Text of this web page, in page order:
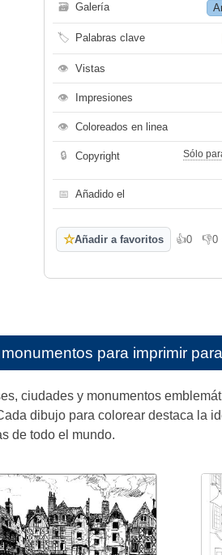
🗃 Galería
🏷 Palabras clave
👁 Vistas
👁 Impresiones
👁 Coloreados en linea
🔒 Copyright
Sólo
📅 Añadido el
☆Añadir a favoritos 👍0
Me gusta
👎0
No
para imprimir
ciudades y monumentos
dibujo para colorear destaca la
de todo el mundo.